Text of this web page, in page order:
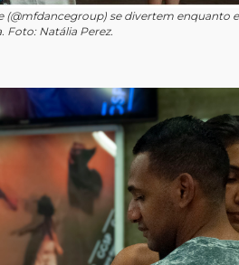
se divertem enquanto
Foto: Natália Perez.